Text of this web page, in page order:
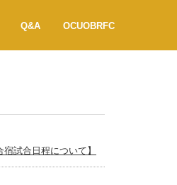
Q&A OCUOBRFC
試合日程について】